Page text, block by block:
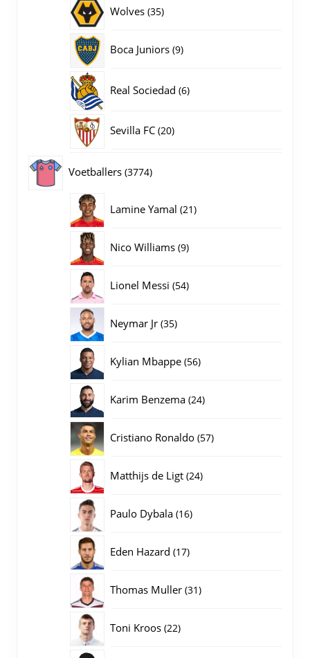
Wolves 3535
Boca Juniors 99
Real Sociedad 66
Sevilla FC 2020
Voetballers 37743774
Lamine Yamal 2121
Nico Williams 99
Lionel Messi 5454
Neymar Jr 3535
Kylian Mbappe 5656
Karim Benzema 2424
Cristiano Ronaldo 5757
Matthijs de Ligt 2424
Paulo Dybala 1616
Eden Hazard 1717
Thomas Muller 3131
Toni Kroos 2222